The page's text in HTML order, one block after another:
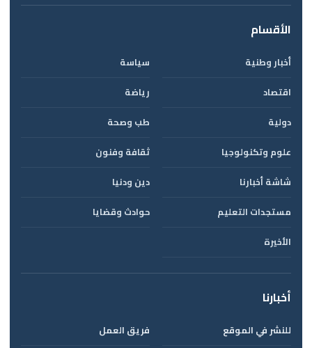
الأقسام
أخبار وطنية
سياسة
اقتصاد
رياضة
دولية
طب وصحة
علوم وتكنولوجيا
ثقافة وفنون
شاشة أخبارنا
دين ودنيا
مستجدات التعليم
حوادث وقضايا
الأخيرة
أخبارنا
للنشر في الموقع فريق العمل